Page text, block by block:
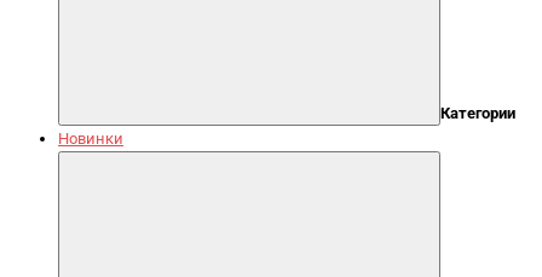
Категории
Новинки